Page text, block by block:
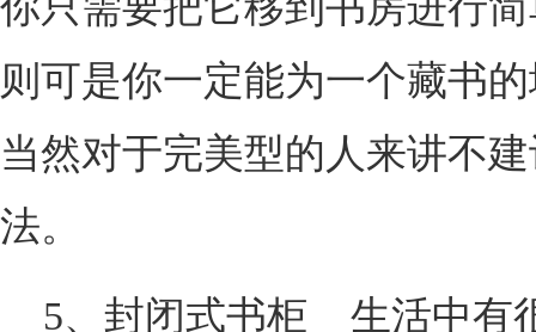
则可是你一定能为一个藏书
当然对于完美型的人来讲不
法。
5、封闭式书柜 生活中有